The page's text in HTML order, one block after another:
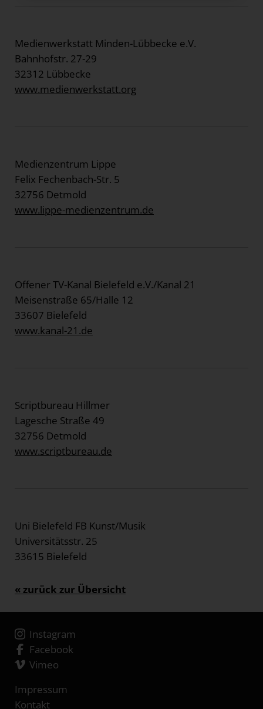
Medienwerkstatt Minden-Lübbecke e.V.
Bahnhofstr. 27-29
32312 Lübbecke
www.medienwerkstatt.org
Medienzentrum Lippe
Felix Fechenbach-Str. 5
32756 Detmold
www.lippe-medienzentrum.de
Offener TV-Kanal Bielefeld e.V./Kanal 21
Meisenstraße 65/Halle 12
33607 Bielefeld
www.kanal-21.de
Scriptbureau Hillmer
Lagesche Straße 49
32756 Detmold
www.scriptbureau.de
Uni Bielefeld FB Kunst/Musik
Universitätsstr. 25
33615 Bielefeld
« zurück zur Übersicht
Instagram
Facebook
Vimeo
Impressum
Kontakt